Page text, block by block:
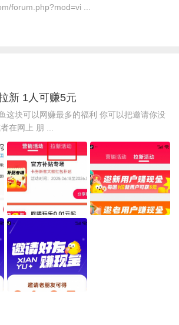
forum.php?mod=vi ...
新 1人可赚5元
这块可以网赚最多的福利 你可以把邀请你没
在网上 朋 ...